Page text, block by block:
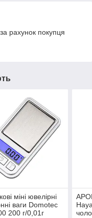
рахунок покупця
міні ювелірні
ваги Domotec
200 г/0,01г